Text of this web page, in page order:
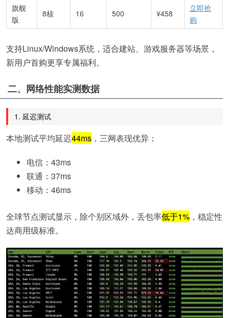
旗舰
版
8核 16 500 ¥458
立即抢
购
支持Linux/Windows系统，适合建站、游戏服务器等场景，
新用户首购更享专属福利。
二、网络性能实测数据
1. 延迟测试
本地测试平均延迟44ms ，三网表现优异：
电信：43ms
联通：37ms
移动：46ms
全球节点测试显示，除个别区域外，丢包率低于1% ，稳定性
达商用级标准。